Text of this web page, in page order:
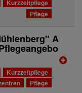
Kurzzeitpflege
Pflege
A
Kurzzeitpflege
Pflege